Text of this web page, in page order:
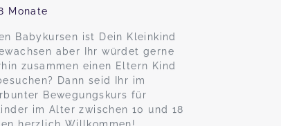
Monate
Babykursen ist Dein Kleinkind
aber Ihr würdet gerne
zusammen einen Eltern Kind
Dann seid Ihr im
Bewegungskurs für
im Alter zwischen 10 und 18